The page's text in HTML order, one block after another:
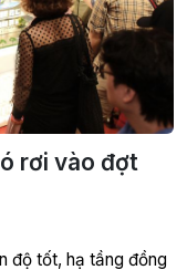
rơi vào đợt
độ tốt, hạ tầng đồng